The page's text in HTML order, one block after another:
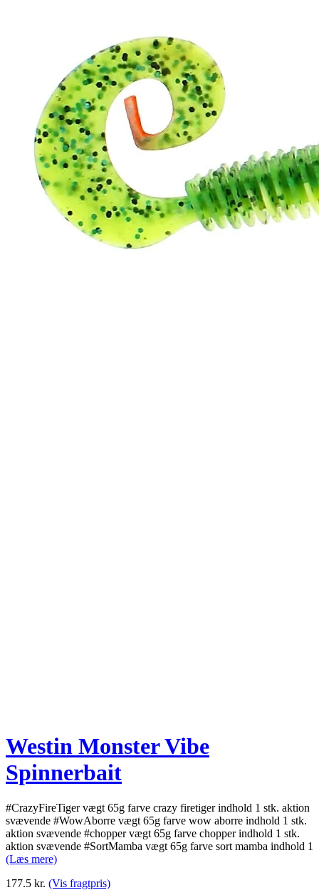
Westin Monster Vibe
Spinnerbait
#CrazyFireTiger vægt 65g farve crazy firetiger indhold 1 stk. aktion
svævende #WowAborre vægt 65g farve wow aborre indhold 1 stk.
aktion svævende #chopper vægt 65g farve chopper indhold 1 stk.
aktion svævende #SortMamba vægt 65g farve sort mamba indhold 1
(Læs mere)
177.5 kr. (Vis fragtpris)